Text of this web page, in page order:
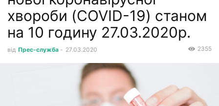
хвороби (COVID-19) станом
на 10 годину 27.03.2020р.
від Прес-служба - 27.03.2020 2355